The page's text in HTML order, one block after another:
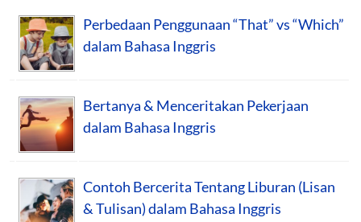
Perbedaan Penggunaan “That” vs “Which”
dalam Bahasa Inggris
Bertanya & Menceritakan Pekerjaan
dalam Bahasa Inggris
Contoh Bercerita Tentang Liburan (Lisan
& Tulisan) dalam Bahasa Inggris